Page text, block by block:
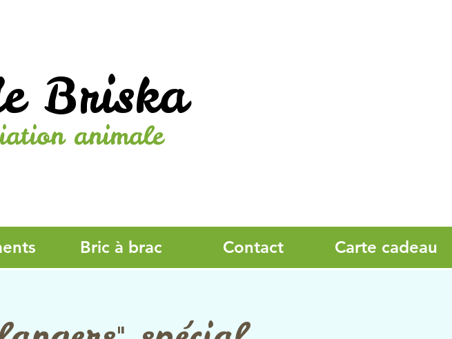
Briska
animale
Bric à brac Contact Carte cadeau